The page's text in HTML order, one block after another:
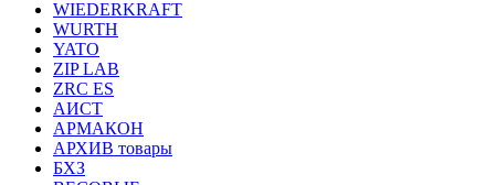
WIEDERKRAFT
WURTH
YATO
ZIP LAB
ZRC ES
АИСТ
АРМАКОН
АРХИВ товары
БХЗ